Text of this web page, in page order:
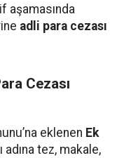
aşamasında
adli para cezası
Cezası
eklenen Ek
adına tez, makale,